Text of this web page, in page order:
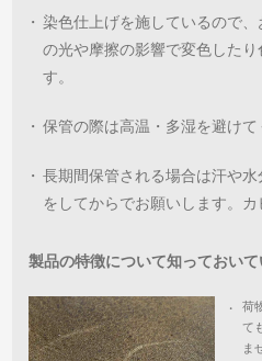
・ 染色仕上げを施しているので
の光や摩擦の影響で変色した
す。
・ 保管の際は高温・多湿を避けて
・ 長期間保管される場合は汗や
をしてからでお願いします。カ
製品の特徴について知っておい
・
荷
て
ま